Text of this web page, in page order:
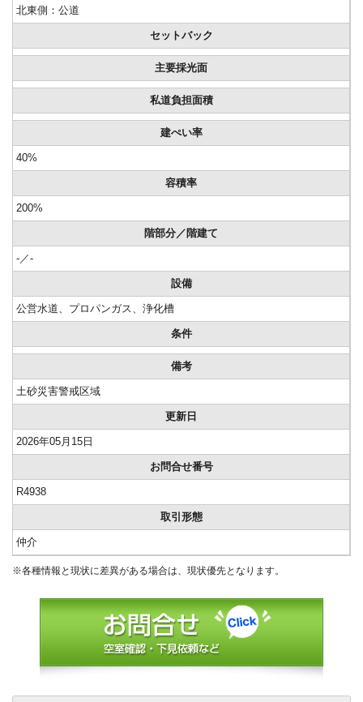
北東側：公道
セットバック
主要採光面
私道負担面積
建ぺい率
40%
容積率
200%
階部分／階建て
-／-
設備
公営水道、プロパンガス、浄化槽
条件
備考
土砂災害警戒区域
更新日
2026年05月15日
お問合せ番号
R4938
取引形態
仲介
※各種情報と現状に差異がある場合は、現状優先となります。